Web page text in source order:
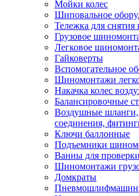
Мойки колес
Шиповальное
Тележка для снятия
Грузовое
Легковое
Гайковерты
Вспомогательное
Шиномонтажи
Накачка колес
Балансировочные
Воздушные шланги,
соединения,
Ключи баллонные
Подъемники
Ванны для
Шиномонтажи
Домкраты